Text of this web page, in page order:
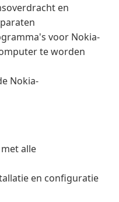
en
voor Nokia-
te worden
Nokia-
alle
en configuratie